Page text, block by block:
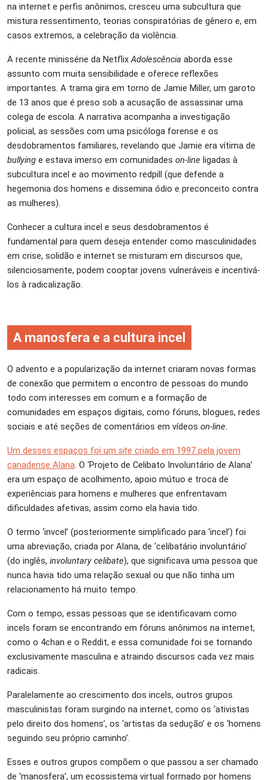
na internet e perfis anônimos, cresceu uma subcultura que
mistura ressentimento, teorias conspiratórias de gênero e, em
casos extremos, a celebração da violência.
A recente minissérie da NetflixAdolescência aborda esse
assunto com muita sensibilidade e oferece reflexões
importantes. A trama gira em torno de Jamie Miller, um garoto
de 13 anos que é preso sob a acusação de assassinar uma
colega de escola. A narrativa acompanha a investigação
policial, as sessões com uma psicóloga forense e os
desdobramentos familiares, revelando que Jamie era vítima de
bullying e estava imerso em comunidades on-line ligadas à
subcultura incel e ao movimento redpill (que defende a
hegemonia dos homens e dissemina ódio e preconceito contra
as mulheres).
Conhecer a cultura incel e seus desdobramentos é
fundamental para quem deseja entender como masculinidades
em crise, solidão e internet se misturam em discursos que,
silenciosamente, podem cooptar jovens vulneráveis e incentivá-
los à radicalização.
A manosfera e a cultura incel
O advento e a popularização da internet criaram novas formas
de conexão que permitem o encontro de pessoas do mundo
todo com interesses em comum e a formação de
comunidades em espaços digitais, como fóruns, blogues, redes
sociais e até seções de comentários em vídeos on-line.
Um desses espaços foi um site criado em 1997 pela jovem
canadense Alana. O ‘Projeto de Celibato Involuntário de Alana’
era um espaço de acolhimento, apoio mútuo e troca de
experiências para homens e mulheres que enfrentavam
dificuldades afetivas, assim como ela havia tido.
O termo ‘invcel’ (posteriormente simplificado para ‘incel’) foi
uma abreviação, criada por Alana, de ‘celibatário involuntário’
(do inglês, involuntary celibate), que significava uma pessoa que
nunca havia tido uma relação sexual ou que não tinha um
relacionamento há muito tempo.
Com o tempo, essas pessoas que se identificavam como
incels foram se encontrando em fóruns anônimos na internet,
como o 4chan e o Reddit, e essa comunidade foi se tornando
exclusivamente masculina e atraindo discursos cada vez mais
radicais.
Paralelamente ao crescimento dos incels, outros grupos
masculinistas foram surgindo na internet, como os ‘ativistas
pelo direito dos homens’, os ‘artistas da sedução’ e os ‘homens
seguindo seu próprio caminho’.
Esses e outros grupos compõem o que passou a ser chamado
de ‘manosfera’, um ecossistema virtual formado por homens